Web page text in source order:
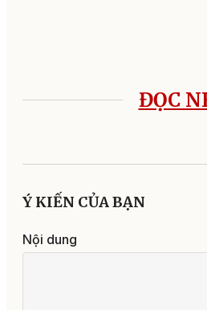
ĐỌC
Ý KIẾN CỦA BẠN
Nội dung